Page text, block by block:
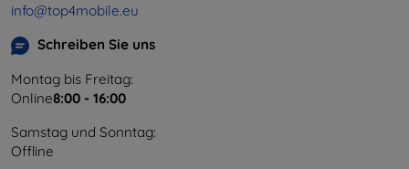
info@top4mobile.eu
Schreiben Sie uns
Montag bis Freitag:
Online8:00 - 16:00
Samstag und Sonntag:
Offline